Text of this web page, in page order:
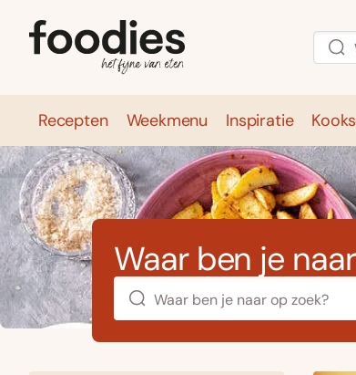
Recepten Weekmenu Inspiratie
Recepten Weekmenu
Waar ben je